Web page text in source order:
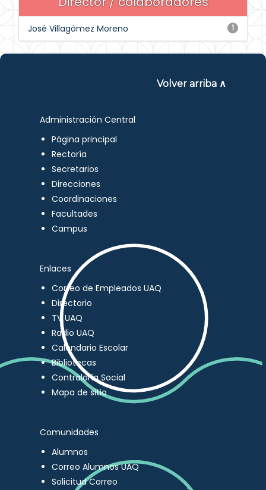
1
José Villagómez Moreno
Volver arriba ∧
Administración Central
Página principal
Rectoría
Secretarios
Direcciones
Coordinaciones
Facultades
Campus
Enlaces
Correo de Empleados UAQ
Directorio
TV UAQ
Radio UAQ
Calendario Escolar
Bibliotecas
Contraloría Social
Mapa de sitio
Comunidades
Alumnos
Correo Alumnos UAQ
Solicitud Correo